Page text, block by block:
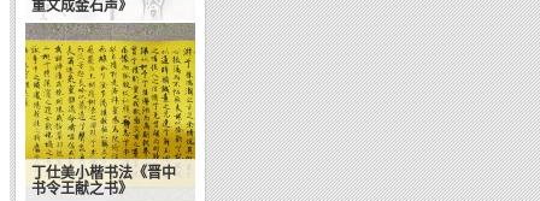
重文成金石声》
岭南书法丛谭
丁仕美小楷书法《晋中
书令王献之书》